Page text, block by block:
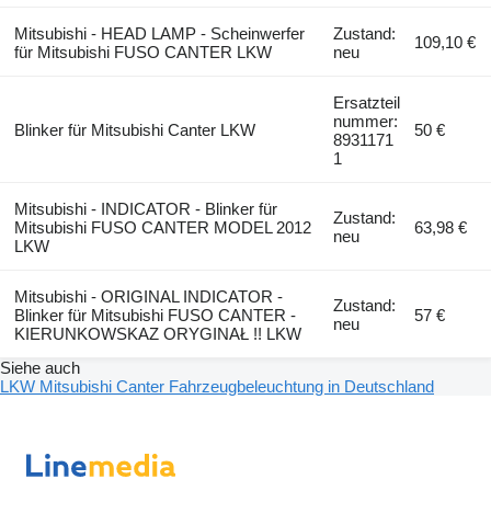
Mitsubishi - HEAD LAMP - Scheinwerfer
für Mitsubishi FUSO CANTER LKW
Zustand:
neu
109,10 €
Blinker für Mitsubishi Canter LKW
Ersatzteil
nummer:
8931171
1
50 €
Mitsubishi - INDICATOR - Blinker für
Mitsubishi FUSO CANTER MODEL 2012
LKW
Zustand:
neu
63,98 €
Mitsubishi - ORIGINAL INDICATOR -
Blinker für Mitsubishi FUSO CANTER -
KIERUNKOWSKAZ ORYGINAŁ !! LKW
Zustand:
neu
57 €
Siehe auch
LKW Mitsubishi Canter Fahrzeugbeleuchtung in Deutschland